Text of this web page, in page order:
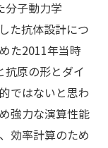
分子動力学
た抗体設計につ
た2011年当時
抗原の形とダイ
ではないと思わ
強力な演算性能
効率計算のため